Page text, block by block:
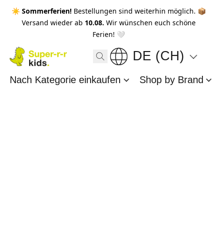
☀️ Sommerferien! Bestellungen sind weiterhin möglich. 📦
Versand wieder ab 10.08. Wir wünschen euch schöne
Ferien! 🤍
DE (CH)
Nach Kategorie einkaufen Shop by Brand